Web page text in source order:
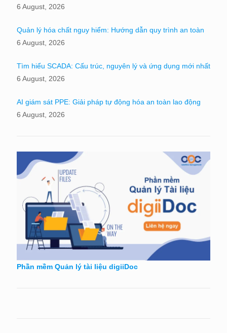
6 August, 2026
Quản lý hóa chất nguy hiểm: Hướng dẫn quy trình an toàn
6 August, 2026
Tìm hiểu SCADA: Cấu trúc, nguyên lý và ứng dụng mới nhất
6 August, 2026
AI giám sát PPE: Giải pháp tự động hóa an toàn lao động
6 August, 2026
Phần mềm Quản lý tài liệu digiiDoc